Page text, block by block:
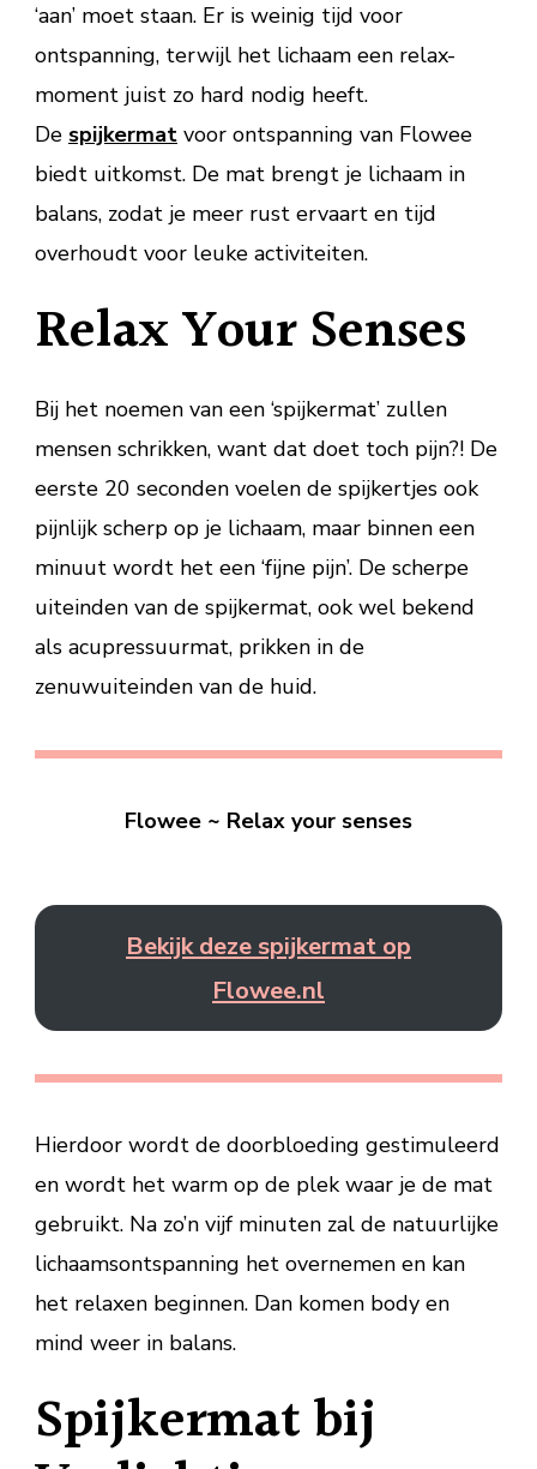
‘aan’ moet staan. Er is weinig tijd voor
ontspanning, terwijl het lichaam een relax-
moment juist zo hard nodig heeft.
De spijkermat voor ontspanning van Flowee
biedt uitkomst. De mat brengt je lichaam in
balans, zodat je meer rust ervaart en tijd
overhoudt voor leuke activiteiten.
Relax Your Senses
Bij het noemen van een ‘spijkermat’ zullen
mensen schrikken, want dat doet toch pijn?! De
eerste 20 seconden voelen de spijkertjes ook
pijnlijk scherp op je lichaam, maar binnen een
minuut wordt het een ‘fijne pijn’. De scherpe
uiteinden van de spijkermat, ook wel bekend
als acupressuurmat, prikken in de
zenuwuiteinden van de huid.
Flowee ~ Relax your senses
Bekijk deze spijkermat op
Flowee.nl
Hierdoor wordt de doorbloeding gestimuleerd
en wordt het warm op de plek waar je de mat
gebruikt. Na zo’n vijf minuten zal de natuurlijke
lichaamsontspanning het overnemen en kan
het relaxen beginnen. Dan komen body en
mind weer in balans.
Spijkermat bij